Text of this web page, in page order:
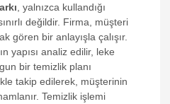
, yalnızca kullandığı
değildir. Firma, müşteri
gören bir anlayışla çalışır.
yapısı analiz edilir, leke
bir temizlik planı
takip edilerek, müşterinin
Temizlik işlemi